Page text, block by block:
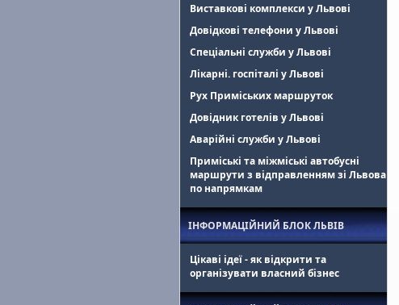
Виставкові комплекси у Львові
Довідкові телефони у Львові
Спеціальні служби у Львові
Лікарні. госпіталі у Львові
Рух Приміських маршруток
Довідник готелів у Львові
Аварійні служби у Львові
Приміські та міжміські автобусні
маршрути з відправленням зі Львова
по напрямкам
ІНФОРМАЦІЙНИЙ БЛОК ЛЬВІВ
Цікаві ідеї - як відкрити та
організувати власний бізнес